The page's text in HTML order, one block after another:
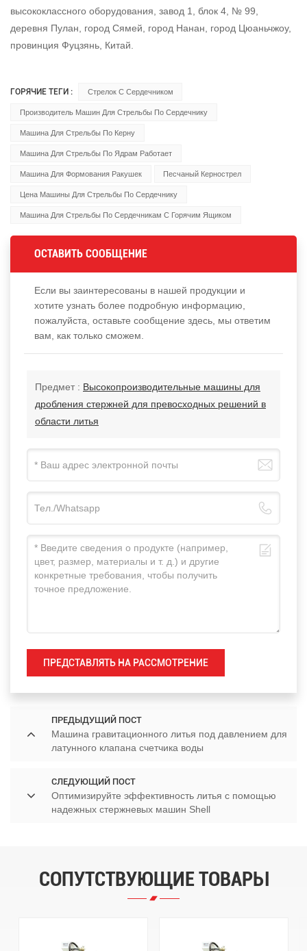
высококлассного оборудования, завод 1, блок 4, № 99,
деревня Пулан, город Сямей, город Нанан, город Цюаньчжоу,
провинция Фуцзянь, Китай.
ГОРЯЧИЕ ТЕГИ : Стрелок С Сердечником
Производитель Машин Для Стрельбы По Сердечнику
Машина Для Стрельбы По Керну
Машина Для Стрельбы По Ядрам Работает
Машина Для Формования Ракушек Песчаный Кернострел
Цена Машины Для Стрельбы По Сердечнику
Машина Для Стрельбы По Сердечникам С Горячим Ящиком
ОСТАВИТЬ СООБЩЕНИЕ
Если вы заинтересованы в нашей продукции и
хотите узнать более подробную информацию,
пожалуйста, оставьте сообщение здесь, мы ответим
вам, как только сможем.
Предмет : Высокопроизводительные машины для
дробления стержней для превосходных решений в
области литья
ПРЕДСТАВЛЯТЬ НА РАССМОТРЕНИЕ
ПРЕДЫДУЩИЙ ПОСТ
Машина гравитационного литья под давлением для
латунного клапана счетчика воды
СЛЕДУЮЩИЙ ПОСТ
Оптимизируйте эффективность литья с помощью
надежных стержневых машин Shell
СОПУТСТВУЮЩИЕ ТОВАРЫ